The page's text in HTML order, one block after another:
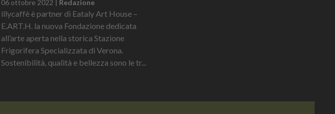
06 ottobre 2022 | Redazione
illycaffè è partner di Eataly Art House –
E.ART.H. la nuova Fondazione dedicata
all’arte aperta nella storica Stazione
Frigorifera Specializzata di Verona.
Sostenibilità, qualità e bellezza sono le tr...